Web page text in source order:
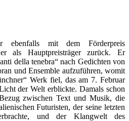
ebenfalls mit dem Förderpreis
als Hauptpreisträger zurück. Er
della tenebra“ nach Gedichten von
und Ensemble aufzuführen, womit
Werk fiel, das am 7. Februar
der Welt erblickte. Damals schon
zwischen Text und Musik, die
Futuristen, der seine letzten
und der Klangwelt des